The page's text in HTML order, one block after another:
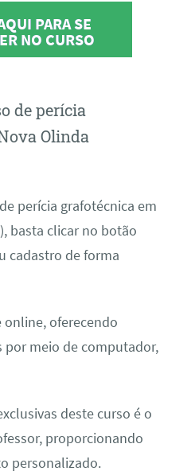
PARA SE
NO CURSO
de perícia
Olinda
perícia grafotécnica em
basta clicar no botão
cadastro de forma
oferecendo
por meio de computador,
deste curso é o
proporcionando
personalizado.